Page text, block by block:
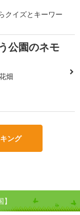
クイズとキーワー
公園のネモ
畑
ング